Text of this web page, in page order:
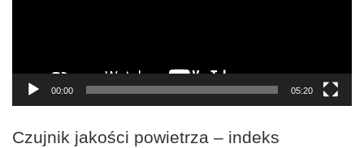
00:00 05:20
Czujnik jakości powietrza – indeks